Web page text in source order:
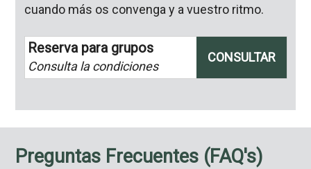
cuando más os convenga y a vuestro ritmo.
Reserva para grupos
Consulta la condiciones
CONSULTAR
Preguntas Frecuentes (FAQ's)